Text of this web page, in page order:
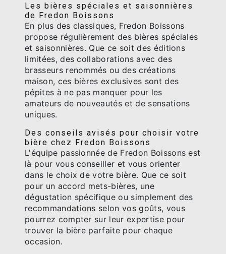
Les bières spéciales et saisonnières
de Fredon Boissons
En plus des classiques, Fredon Boissons
propose régulièrement des bières spéciales
et saisonnières. Que ce soit des éditions
limitées, des collaborations avec des
brasseurs renommés ou des créations
maison, ces bières exclusives sont des
pépites à ne pas manquer pour les
amateurs de nouveautés et de sensations
uniques.
Des conseils avisés pour choisir votre
bière chez Fredon Boissons
L'équipe passionnée de Fredon Boissons est
là pour vous conseiller et vous orienter
dans le choix de votre bière. Que ce soit
pour un accord mets-bières, une
dégustation spécifique ou simplement des
recommandations selon vos goûts, vous
pourrez compter sur leur expertise pour
trouver la bière parfaite pour chaque
occasion.